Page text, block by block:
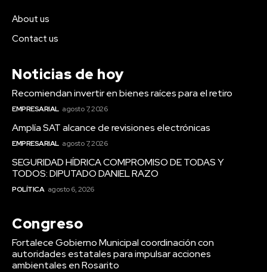
About us
Contact us
Noticias de hoy
Recomiendan invertir en bienes raíces para el retiro
EMPRESARIAL agosto 7, 2026
Amplía SAT alcance de revisiones electrónicas
EMPRESARIAL agosto 7, 2026
SEGURIDAD HÍDRICA COMPROMISO DE TODAS Y
TODOS: DIPUTADO DANIEL RAZO
POLÍTICA agosto 6, 2026
Congreso
Fortalece Gobierno Municipal coordinación con
autoridades estatales para impulsar acciones
ambientales en Rosarito